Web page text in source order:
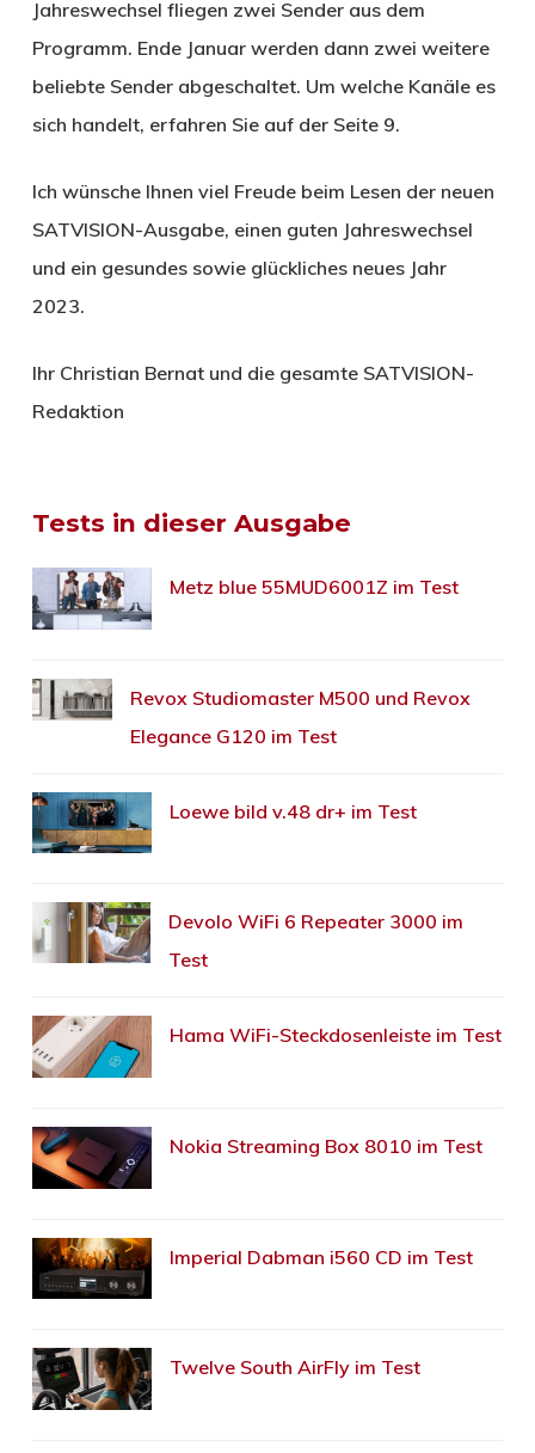
Jahreswechsel fliegen zwei Sender aus dem
Programm. Ende Januar werden dann zwei weitere
beliebte Sender abgeschaltet. Um welche Kanäle es
sich handelt, erfahren Sie auf der Seite 9.
Ich wünsche Ihnen viel Freude beim Lesen der neuen
SATVISION-Ausgabe, einen guten Jahreswechsel
und ein gesundes sowie glückliches neues Jahr
2023.
Ihr Christian Bernat und die gesamte SATVISION-
Redaktion
Tests in dieser Ausgabe
Metz blue 55MUD6001Z im Test
Revox Studiomaster M500 und Revox
Elegance G120 im Test
Loewe bild v.48 dr+ im Test
Devolo WiFi 6 Repeater 3000 im
Test
Hama WiFi-Steckdosenleiste im Test
Nokia Streaming Box 8010 im Test
Imperial Dabman i560 CD im Test
Twelve South AirFly im Test